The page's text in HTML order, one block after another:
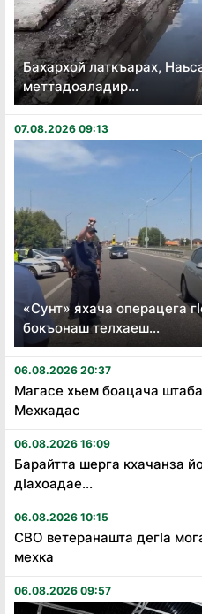
Бахархой латкъарах,
меттадоаладир...
07.08.2026 09:13
«Сунт» яхача операцега
бокъонаш телхаеш...
06.08.2026 20:37
Магасе хьем боацача
Мехкадас
06.08.2026 16:09
Барайтта шерга кхачанза
дӏахоадае...
06.08.2026 10:15
СВО ветеранашта дегӏа
мехка
06.08.2026 09:57